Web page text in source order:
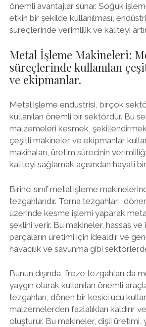
önemli avantajlar sunar. Soğuk
etkin bir şekilde kullanılması,
süreçlerinde verimlilik ve kaliteyi
Metal İşleme Makineleri:
süreçlerinde kullanılan
ve ekipmanlar.
Metal işleme endüstrisi, birçok
kullanılan önemli bir sektördür. Bu
malzemeleri kesmek,
çeşitli makineler ve ekipmanlar
makinaları, üretim sürecinin
kaliteyi sağlamak açısından hayati
Birinci sınıf metal işleme
tezgahlarıdır. Torna tezgahları,
üzerinde kesme işlemi yaparak
şeklini verir. Bu makineler, hassas ve
parçaların üretimi için idealdir ve
havacılık ve savunma gibi sektörlerde
Bunun dışında, freze tezgahları da
yaygın olarak kullanılan önemli
tezgahları, dönen bir kesici ucu
malzemelerden fazlalıkları kaldırır
oluşturur. Bu makineler, dişli üretimi,